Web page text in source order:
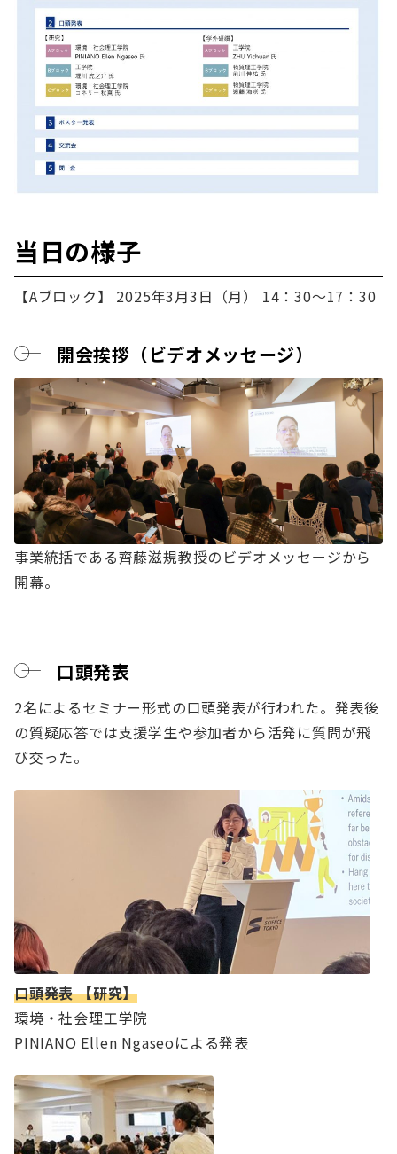
当日の様子
【Aブロック】 2025年3月3日（月） 14：30～17：30
開会挨拶（ビデオメッセージ）
事業統括である齊藤滋規教授のビデオメッセージから
開幕。
口頭発表
2名によるセミナー形式の口頭発表が行われた。発表後
の質疑応答では支援学生や参加者から活発に質問が飛
び交った。
口頭発表 【研究】
環境・社会理工学院
PINIANO Ellen Ngaseoによる発表